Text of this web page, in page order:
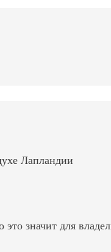
Лапландии
значит для